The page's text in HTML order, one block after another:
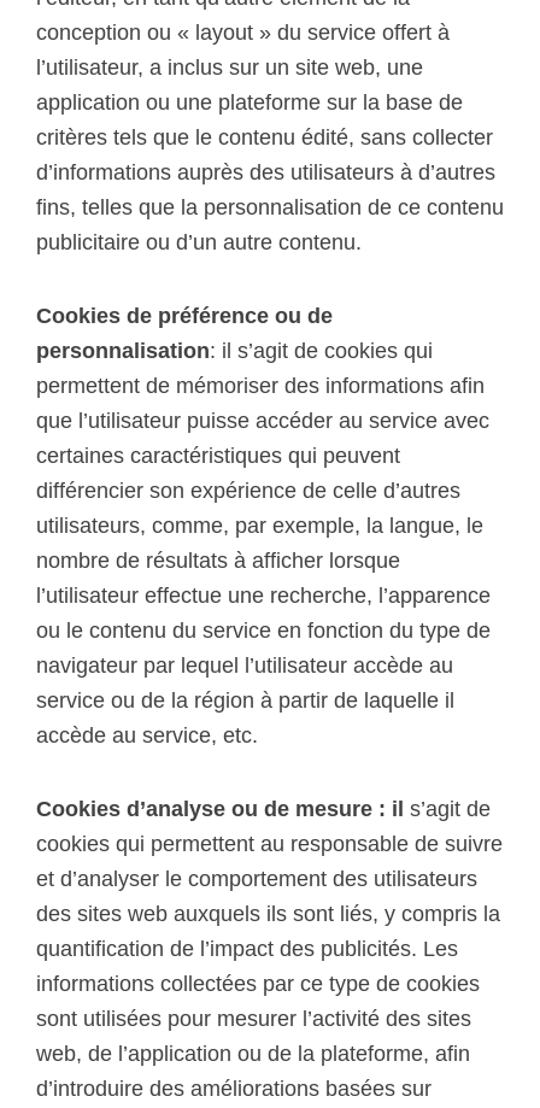
conception ou « layout » du service offert à
l’utilisateur, a inclus sur un site web, une
application ou une plateforme sur la base de
critères tels que le contenu édité, sans collecter
d’informations auprès des utilisateurs à d’autres
fins, telles que la personnalisation de ce contenu
publicitaire ou d’un autre contenu.
Cookies de préférence ou de
personnalisation: il s’agit de cookies qui
permettent de mémoriser des informations afin
que l’utilisateur puisse accéder au service avec
certaines caractéristiques qui peuvent
différencier son expérience de celle d’autres
utilisateurs, comme, par exemple, la langue, le
nombre de résultats à afficher lorsque
l’utilisateur effectue une recherche, l’apparence
ou le contenu du service en fonction du type de
navigateur par lequel l’utilisateur accède au
service ou de la région à partir de laquelle il
accède au service, etc.
Cookies d’analyse ou de mesure : il s’agit de
cookies qui permettent au responsable de suivre
et d’analyser le comportement des utilisateurs
des sites web auxquels ils sont liés, y compris la
quantification de l’impact des publicités. Les
informations collectées par ce type de cookies
sont utilisées pour mesurer l’activité des sites
web, de l’application ou de la plateforme, afin
d’introduire des améliorations basées sur